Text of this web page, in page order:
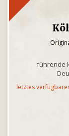
führende
letztes